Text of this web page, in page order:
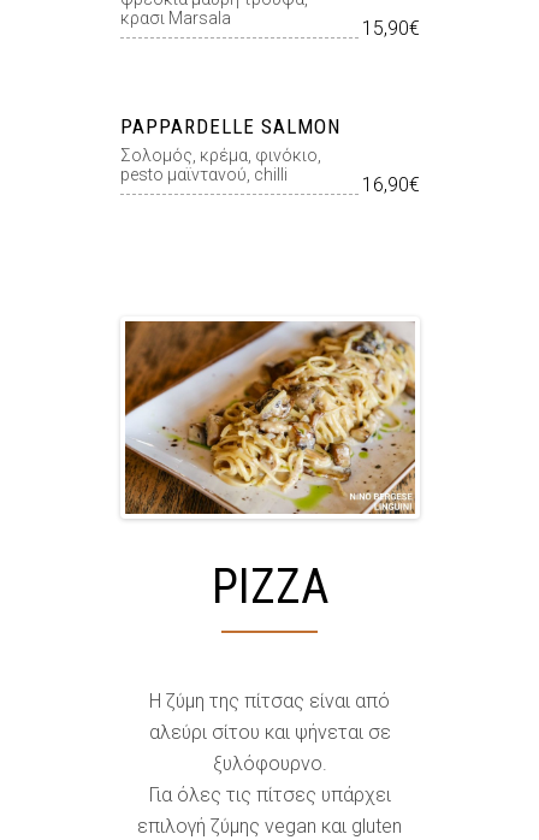
κρασι Marsala
15,90€
PAPPARDELLE SALMON
Σολομός, κρέμα, φινόκιο,
pesto μαϊντανού, chilli
16,90€
PIZZA
Η ζύμη της πίτσας είναι από
αλεύρι σίτου και ψήνεται σε
ξυλόφουρνο.
Για όλες τις πίτσες υπάρχει
επιλογή ζύμης vegan και gluten